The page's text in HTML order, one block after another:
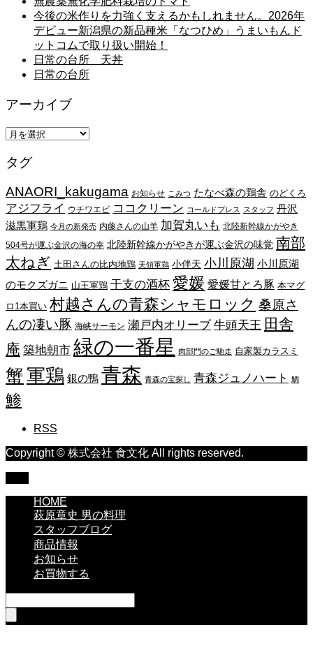
今後の米作りを力強く支えるかもしれません。2026年
デビュー新潟県の新品種米「なつひめ」うまいもんド
ットコムで取り扱い開始！
日常の台所 天丼
日常の台所
アーカイブ
ア
カ
ブ
タグ
ANAORI_kakugama お知らせ こみつ たなべ森の鶏舎 のどくろ
アジフライ ウチワエビ ココクリーン コールドプレス スタッフ 丹沢
滋黒軍鶏 今月の新発売 内藤さんの山羊 加賀丸いも 北陸新幹線かがやき
504号が運ぶ金沢の海の幸 北陸新幹線かがやきが運ぶ金沢の味覚 南部
太ねぎ 土田さんの比内地鶏 天領軍鶏 小伴天 小川原湖 小川原湖
のモクズガニ 山王軍鶏 干支の酒杯 愛媛 愛媛甘とろ豚 本マグ
ロ1本買い 村越さんの青森シャモロック 桑原さ
んの凄い豚 海峡サーモン 瀬戸内オリーブ 牛頭天王 田舎
庵 築地朝市 緑の一番星 肉部門のご馳走 自家製カラスミ
蟹軍鶏 銀の鴨 青森 青森の宝探し 青森ジュノハート 鯛
鯵
RSS
Copyright © 株式会社 食文化 All rights reserved.
HOME
萩原章史 男の料理
スタッフブログ
商品情報
お知らせ
お買物する